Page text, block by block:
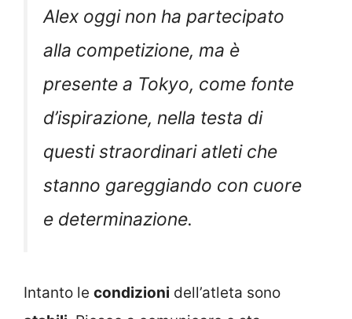
Alex oggi non ha partecipato
alla competizione, ma è
presente a Tokyo, come fonte
d’ispirazione, nella testa di
questi straordinari atleti che
stanno gareggiando con cuore
e determinazione.
Intanto le condizioni dell’atleta sono